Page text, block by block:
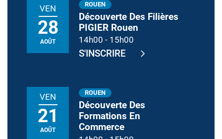
VEN
28
AOÛT
ROUEN
Découverte Des Filières
PIGIER Rouen
14h00 - 15h00
S'INSCRIRE
VEN
21
AOÛT
ROUEN
Découverte Des
Formations En
Commerce